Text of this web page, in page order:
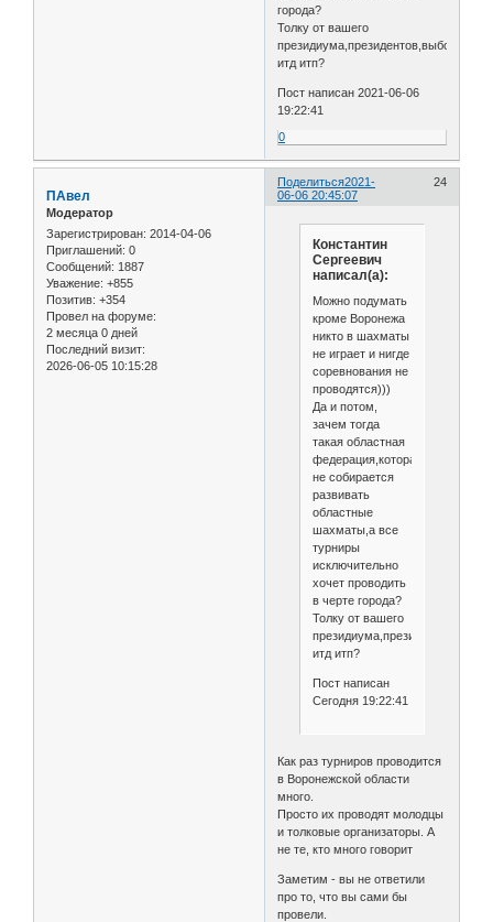
города?
Толку от вашего
президиума,президентов,выборов
итд итп?
Пост написан 2021-06-06
19:22:41
0
Поделиться 24
2021-
06-06 20:45:07
ПАвел
Модератор
Зарегистрирован: 2014-04-06
Приглашений: 0
Сообщений: 1887
Уважение: +855
Позитив: +354
Провел на форуме:
2 месяца 0 дней
Последний визит:
2026-06-05 10:15:28
Константин
Сергеевич
написал(а):
Можно подумать
кроме Воронежа
никто в шахматы
не играет и нигде
соревнования не
проводятся)))
Да и потом,
зачем тогда
такая областная
федерация,которая
не собирается
развивать
областные
шахматы,а все
турниры
исключительно
хочет проводить
в черте города?
Толку от вашего
итд итп?
Пост написан
Сегодня 19:22:41
Как раз турниров проводится
в Воронежской области
много.
Просто их проводят молодцы
и толковые организаторы. А
не те, кто много говорит
Заметим - вы не ответили
про то, что вы сами бы
провели.